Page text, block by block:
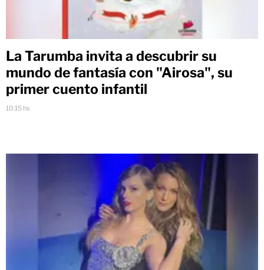
La Tarumba invita a descubrir su
mundo de fantasía con "Airosa", su
primer cuento infantil
10:15 hs